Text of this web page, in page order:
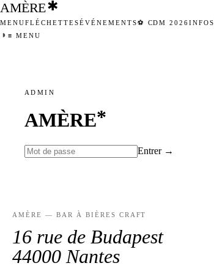
AMÈRE✱
MENUFLÉCHETTESÉVÉNEMENTS⚽ CDM 2026INFOS
◑ ≡ MENU
ADMIN
AMÈRE*
Entrer →
AMÈRE — BAR À BIÈRES CRAFT
16 rue de Budapest
44000 Nantes